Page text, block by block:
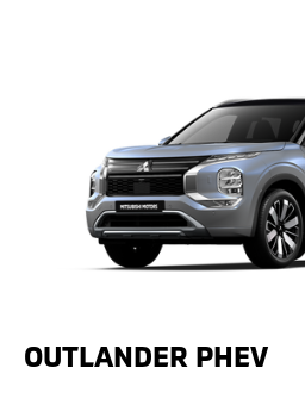
OUTLANDER PHEV